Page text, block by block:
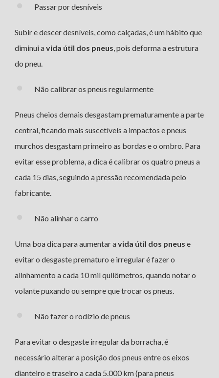
Passar por desníveis
Subir e descer desníveis, como calçadas, é um hábito que
diminui avida útil dos pneus, pois deforma a estrutura
do pneu.
Não calibrar os pneus regularmente
Pneus cheios demais desgastam prematuramente a parte
central, ficando mais suscetíveis a impactos e pneus
murchos desgastam primeiro as bordas e o ombro. Para
evitar esse problema, a dica é calibrar os quatro pneus a
cada 15 dias, seguindo a pressão recomendada pelo
fabricante.
Não alinhar o carro
Uma boa dica para aumentar avida útil dos pneus e
evitar o desgaste prematuro e irregular é fazer o
alinhamento a cada 10 mil quilômetros, quando notar o
volante puxando ou sempre que trocar os pneus.
Não fazer o rodízio de pneus
Para evitar o desgaste irregular da borracha, é
necessário alterar a posição dos pneus entre os eixos
dianteiro e traseiro a cada 5.000 km (para pneus